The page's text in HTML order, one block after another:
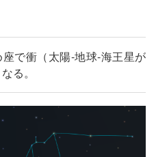
で衝（太陽‐地球‐海王星が
る。